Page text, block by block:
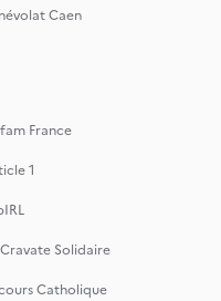
Caen
France
1
Solidaire
Catholique